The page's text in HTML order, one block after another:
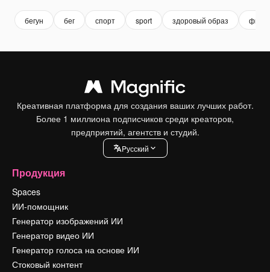
бегун бег спорт sport здоровый образ
Креативная платформа для создания ваших лучших работ.
Более 1 миллиона подписчиков среди креаторов,
предприятий, агентств и студий.
Pусский
Продукция
Spaces
ИИ-помощник
Генератор изображений ИИ
Генератор видео ИИ
Генератор голоса на основе ИИ
Стоковый контент